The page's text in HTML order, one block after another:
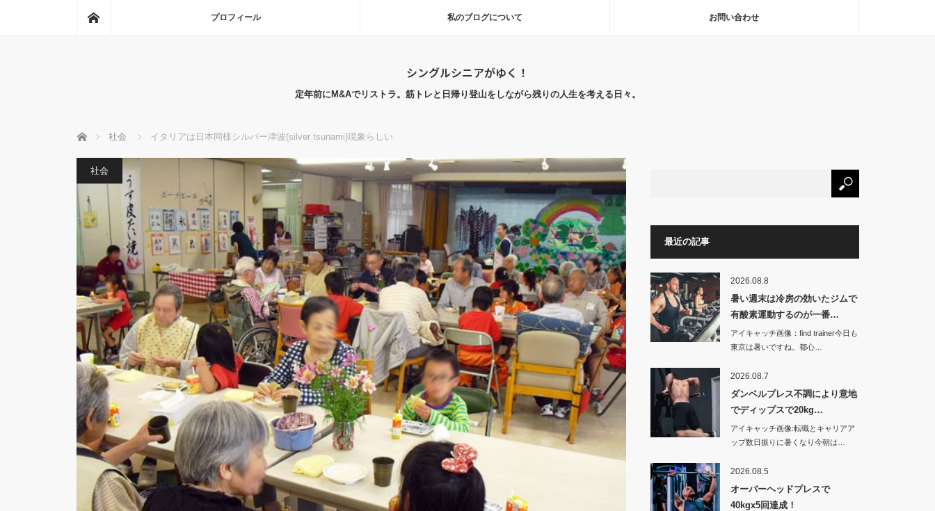
プロフィール 私のブログについて お問い合わせ
シングルシニアがゆく！
定年前にM&Aでリストラ。筋トレと日帰り登山をしながら残りの人生を考える日々。
ホーム 社会 イタリアは日本同様シルバー津波(silver tsunami)現象らしい
社会
最近の記事
2026.08.8
暑い週末は冷房の効いたジムで
有酸素運動するのが一番…
アイキャッチ画像：find trainer今日も
東京は暑いですね。都心…
2026.08.7
ダンベルプレス不調により意地
でディップスで20kg…
アイキャッチ画像:転職とキャリアア
ップ数日振りに暑くなり今朝は…
2026.08.5
オーバーヘッドプレスで
40kgx5回達成！